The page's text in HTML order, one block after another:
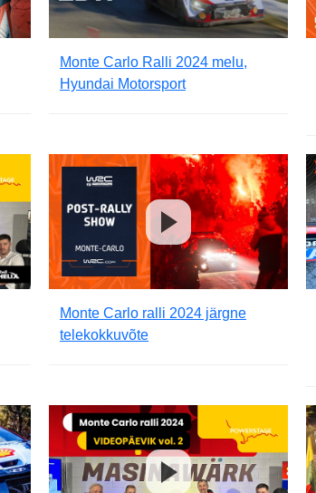
Monte Carlo Ralli 2024 melu,
Hyundai Motorsport
Monte Carlo ralli 2024 järgne
telekokkuvõte